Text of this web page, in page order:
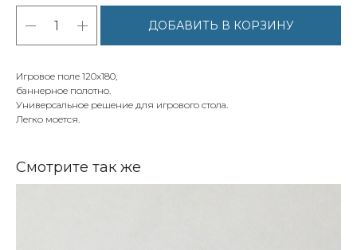
ДОБАВИТЬ В КОРЗИНУ
Игровое поле 120х180,
баннерное полотно.
Универсальное решение для игрового стола.
Легко моется.
Смотрите так же